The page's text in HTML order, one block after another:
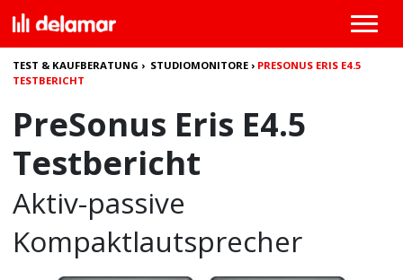
TEST & KAUFBERATUNG › STUDIOMONITORE › PRESONUS ERIS E4.5
TESTBERICHT
PreSonus Eris E4.5
Testbericht
Aktiv-passive
Kompaktlautsprecher